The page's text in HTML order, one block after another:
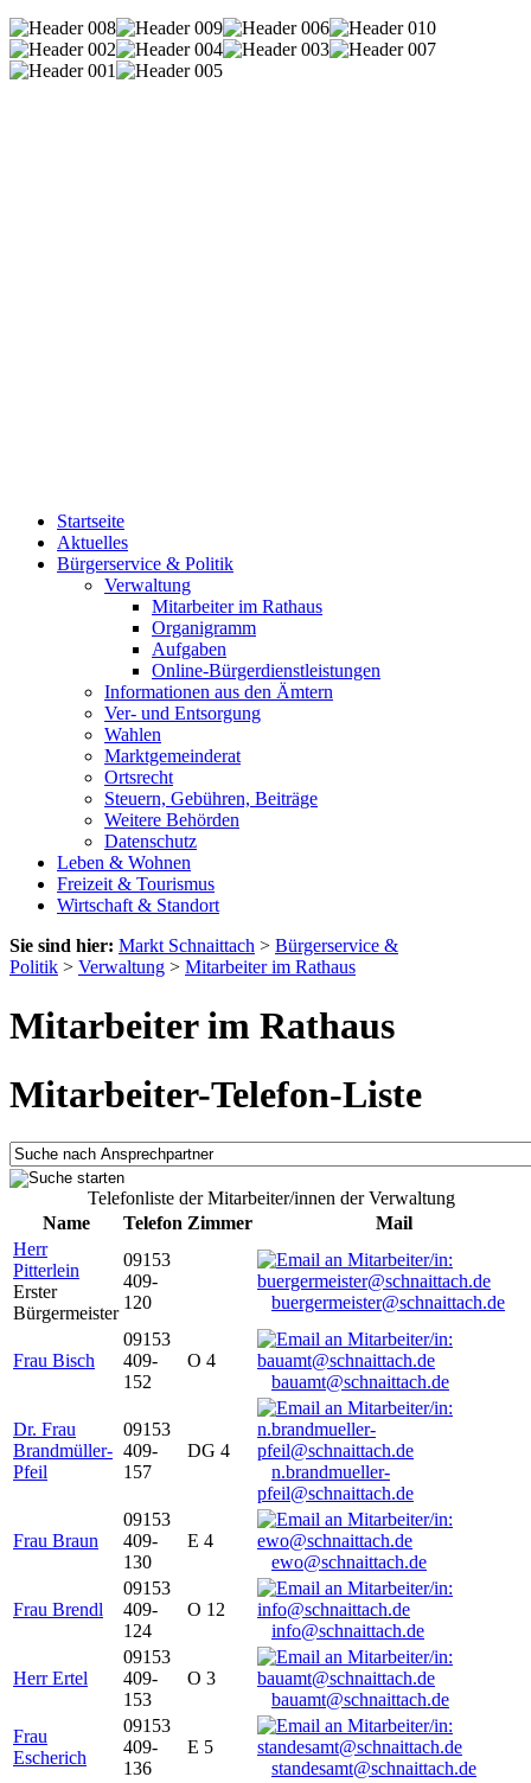
Startseite
Aktuelles
Bürgerservice & Politik
Verwaltung
Mitarbeiter im Rathaus
Organigramm
Aufgaben
Online-Bürgerdienstleistungen
Informationen aus den Ämtern
Ver- und Entsorgung
Wahlen
Marktgemeinderat
Ortsrecht
Steuern, Gebühren, Beiträge
Weitere Behörden
Datenschutz
Leben & Wohnen
Freizeit & Tourismus
Wirtschaft & Standort
Sie sind hier: Markt Schnaittach > Bürgerservice &
Politik > Verwaltung > Mitarbeiter im Rathaus
Mitarbeiter im Rathaus
Mitarbeiter-Telefon-Liste
Telefonliste der Mitarbeiter/innen der Verwaltung
Name
Telefon Zimmer
Mail
Herr
Pitterlein
Erster
Bürgermeister
09153
409-
120
buergermeister@schnaittach.de
Frau Bisch
09153
409-
152
O 4
bauamt@schnaittach.de
Dr. Frau
Brandmüller-
Pfeil
09153
409-
157
DG 4
n.brandmueller-
pfeil@schnaittach.de
Frau Braun
09153
409-
130
E 4
ewo@schnaittach.de
Frau Brendl
09153
409-
124
O 12
info@schnaittach.de
Herr Ertel
09153
409-
153
O 3
bauamt@schnaittach.de
Frau
Escherich
09153
409-
136
E 5
standesamt@schnaittach.de